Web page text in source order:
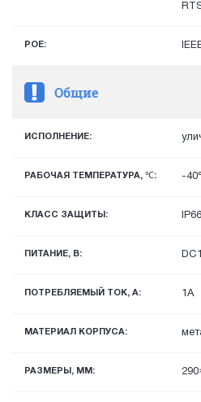
POE:
Общие
ИСПОЛНЕНИЕ:
РАБОЧАЯ ТЕМПЕРАТУРА, ℃: -
КЛАСС ЗАЩИТЫ: IP66
ПИТАНИЕ, В:
ПОТРЕБЛЯЕМЫЙ ТОК, А: 1А
МАТЕРИАЛ КОРПУСА:
РАЗМЕРЫ, ММ: